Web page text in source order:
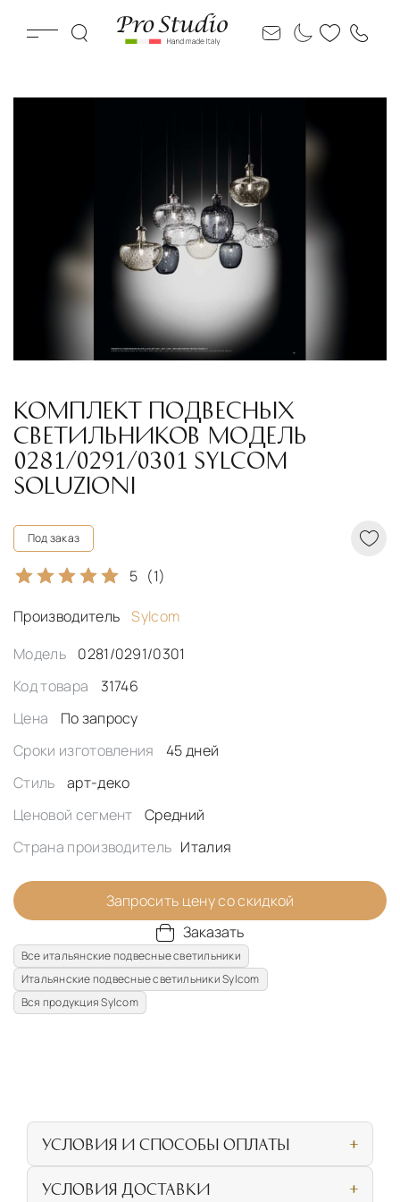
КОМПЛЕКТ ПОДВЕСНЫХ
СВЕТИЛЬНИКОВ МОДЕЛЬ
0281/0291/0301 SYLCOM
SOLUZIONI
Под заказ
5 (1)
Производитель
Sylcom
Модель
0281/0291/0301
Код товара
31746
Цена
По запросу
Сроки изготовления
45 дней
Стиль
арт-деко
Ценовой сегмент
Средний
Страна производитель Италия
Запросить цену со скидкой
Заказать
Все итальянские подвесные светильники
Итальянские подвесные светильники Sylcom
Вся продукция Sylcom
УСЛОВИЯ И СПОСОБЫ ОПЛАТЫ
УСЛОВИЯ ДОСТАВКИ